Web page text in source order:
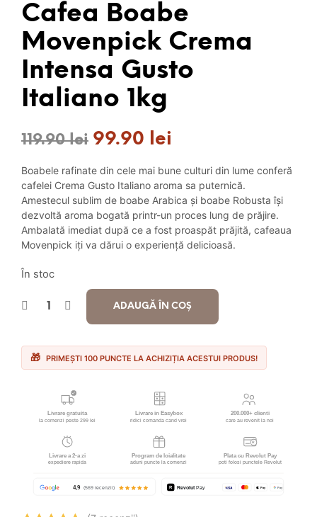
Cafea Boabe
Movenpick Crema
Intensa Gusto
Italiano 1kg
119.90lei Prețul
inițial
a
fost:
119.90 lei.
99.90 lei
curent
este:
99.90 lei.
Boabele rafinate din cele mai bune culturi din lume conferă
cafelei Crema Gusto Italiano aroma sa puternică.
Amestecul sublim de boabe Arabica și boabe Robusta își
dezvoltă aroma bogată printr-un proces lung de prăjire.
Ambalată imediat după ce a fost proaspăt prăjită, cafeaua
Movenpick iți va dărui o experiență delicioasă.
În stoc
ADAUGĂ ÎN COȘ
PRIMEȘTI 100 PUNCTE LA ACHIZIȚIA ACESTUI PRODUS!